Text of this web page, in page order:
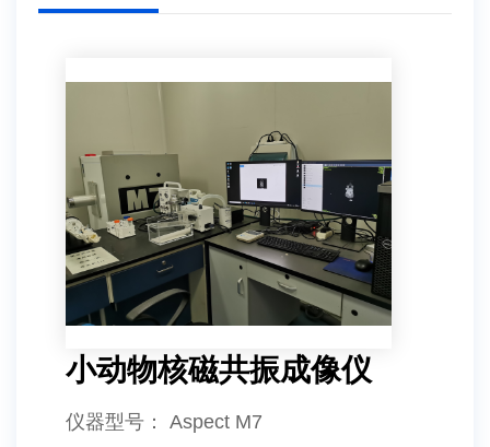
小动物核磁共振成像仪
仪器型号 ： Aspect M7